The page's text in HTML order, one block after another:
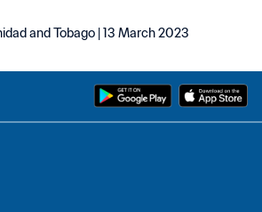
and Tobago | 13 March 2023